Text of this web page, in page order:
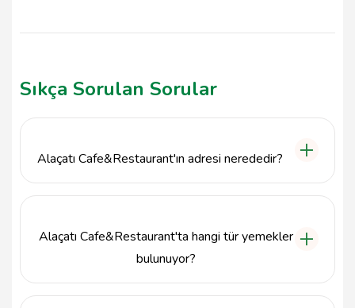
Sıkça Sorulan Sorular
Alaçatı Cafe&Restaurant'ın adresi nerededir?
Alaçatı Cafe&Restaurant'ta hangi tür yemekler
bulunuyor?